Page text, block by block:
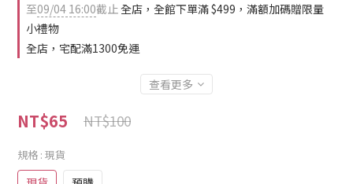
至09/04 16:00截止全店，全館下單滿 $499，滿額加碼贈限量
小禮物
全店，宅配滿1300免運
查看更多
NT$65 NT$100
規格 : 現貨